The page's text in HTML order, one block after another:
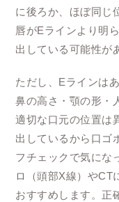
に後ろか、ほぼ同じ
唇がEラインより明
出している可能性が
ただし、Eラインは
鼻の高さ・顎の形・
適切な口元の位置は
出しているから口ゴ
フチェックで気にな
ロ（頭部X線）やCT
おすすめします。正